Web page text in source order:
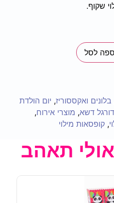
שקוף.
לסל
בלונים ואקססוריז, יום הולדת
דשא, מוצרי אירוח,
, קופסאות מילוי
תאהב